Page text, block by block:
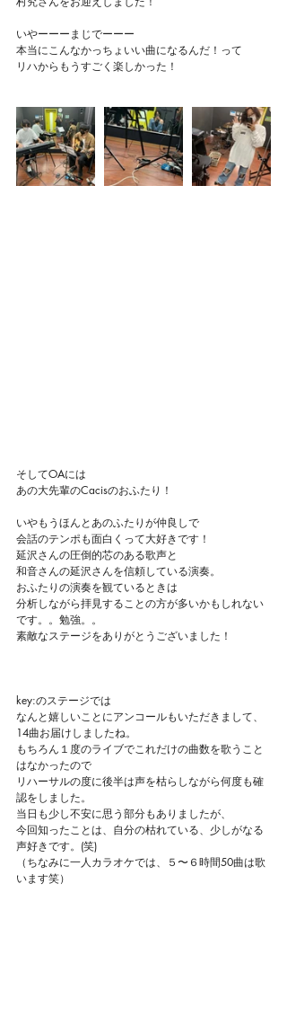
いやーーーまじでーーー
本当にこんなかっちょいい曲になるんだ！って
リハからもうすごく楽しかった！
そしてOAには
あの大先輩のCacisのおふたり！
いやもうほんとあのふたりが仲良しで
会話のテンポも面白くって大好きです！
延沢さんの圧倒的芯のある歌声と
和音さんの延沢さんを信頼している演奏。
おふたりの演奏を観ているときは
分析しながら拝見することの方が多いかもしれない
です。。勉強。。
素敵なステージをありがとうございました！
key:のステージでは
なんと嬉しいことにアンコールもいただきまして、
14曲お届けしましたね。
もちろん１度のライブでこれだけの曲数を歌うこと
はなかったので
リハーサルの度に後半は声を枯らしながら何度も確
認をしました。
当日も少し不安に思う部分もありましたが、
今回知ったことは、自分の枯れている、少しがなる
声好きです。(笑)
（ちなみに一人カラオケでは、５〜６時間50曲は歌
います笑）